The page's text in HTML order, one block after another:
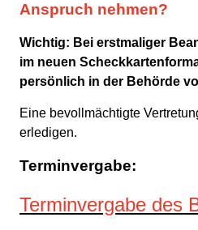
Anspruch nehmen?
Wichtig: Bei erstmaliger
im neuen
persönlich in der Behörde
Eine bevollmächtigte
erledigen.
Terminvergabe:
Terminvergabe des